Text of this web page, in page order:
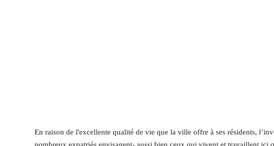
En raison de l'excellente qualité de vie que la ville offre à ses résidents,